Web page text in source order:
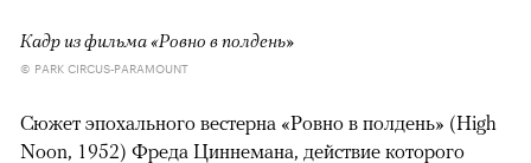
Кадр из фильма «Ровно в полдень»
© PARK CIRCUS-PARAMOUNT
Сюжет эпохального вестерна «Ровно в полдень» (High
Noon, 1952) Фреда Циннемана, действие которого